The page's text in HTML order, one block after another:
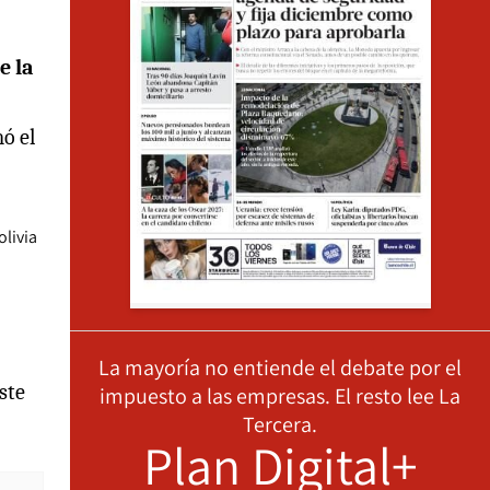
la
el
La mayoría no entiende el debate por el
impuesto a las empresas. El resto lee La
Tercera.
Plan Digital+